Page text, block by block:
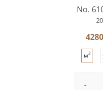
No.
м2
-